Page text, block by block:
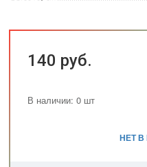
140 руб.
В наличии: 0 шт
НЕТ